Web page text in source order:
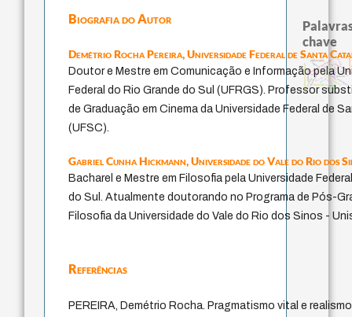
Biografia do Autor
Demétrio Rocha Pereira,Universidade Federal de Santa
Doutor e Mestre em Comunicação e Informação pela
Federal do Rio Grande do Sul (UFRGS). Professor
de Graduação em Cinema da Universidade Federal de
(UFSC).
Gabriel Cunha Hickmann,Universidade do Vale do Rio dos
Bacharel e Mestre em Filosofia pela Universidade
do Sul. Atualmente doutorando no Programa de Pós-
Filosofia da Universidade do Vale do Rio dos Sinos -
Referências
PEREIRA, Demétrio Rocha. Pragmatismo vital e
chave
fundamentalismo
jacobi
protágoras
experiência temporal
metafísica do tempo
género
idade
intolerância
homem-medida
j.c.m. neto
palavra
perdón
leyes
violencia
guayaquil
logos
pedagogia
lei
multidimensionalidadeacquaintancedesejo
bataille mind
therapy
philosophy